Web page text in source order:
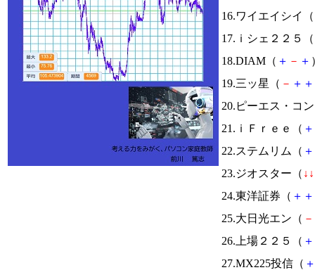
16.ワイエイシイ（
17.ｉシェ２２５（
18.DIAM（ ＋ － ＋
19.三ッ星（ － ＋ ＋
20.ピーエス・コ
21.ｉＦｒｅｅ（ ＋
22.ステムリム（ ＋
23.ジオスター（ ↓ ↓
24.東洋証券（ ＋ ＋
25.大日光エン（ －
26.上場２２５（ ＋
27.MX225投信（ ＋